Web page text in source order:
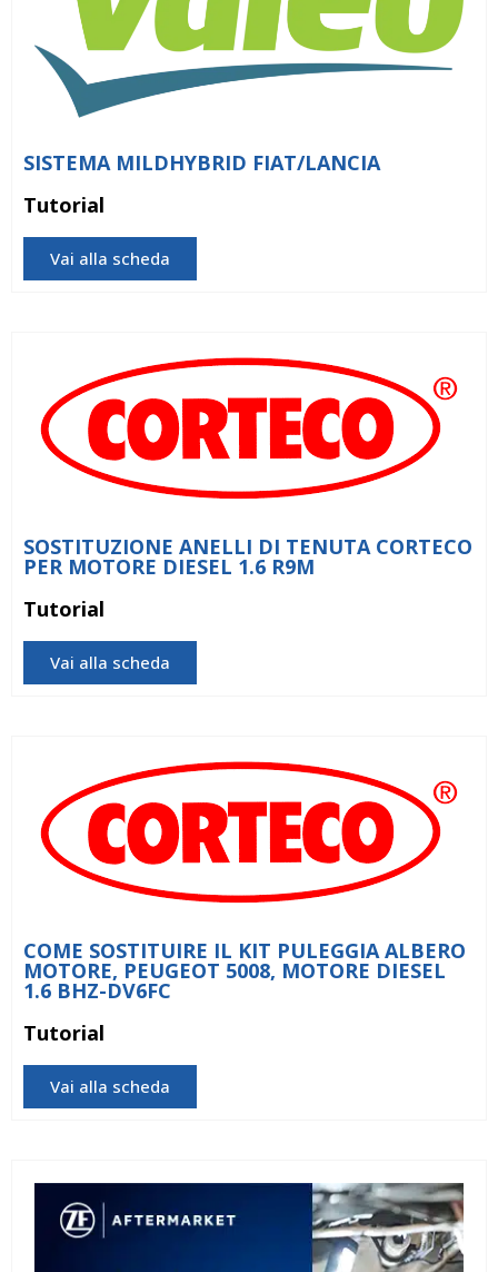
SISTEMA MILDHYBRID FIAT/LANCIA
Tutorial
Vai alla scheda
SOSTITUZIONE ANELLI DI TENUTA CORTECO
PER MOTORE DIESEL 1.6 R9M
Tutorial
Vai alla scheda
COME SOSTITUIRE IL KIT PULEGGIA ALBERO
MOTORE, PEUGEOT 5008, MOTORE DIESEL
1.6 BHZ-DV6FC
Tutorial
Vai alla scheda